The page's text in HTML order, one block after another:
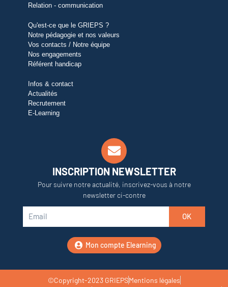
Relation - communication
Qu'est-ce que le GRIEPS ?
Notre pédagogie et nos valeurs
Vos contacts / Notre équipe
Nos engagements
Référent handicap
Infos & contact
Actualités
Recrutement
E-Learning
INSCRIPTION NEWSLETTER
Pour suivre notre actualité, inscrivez-vous à notre
newsletter ci-contre
OK
Mon compte Elearning
©Copyright-2023 GRIEPSMentions légales